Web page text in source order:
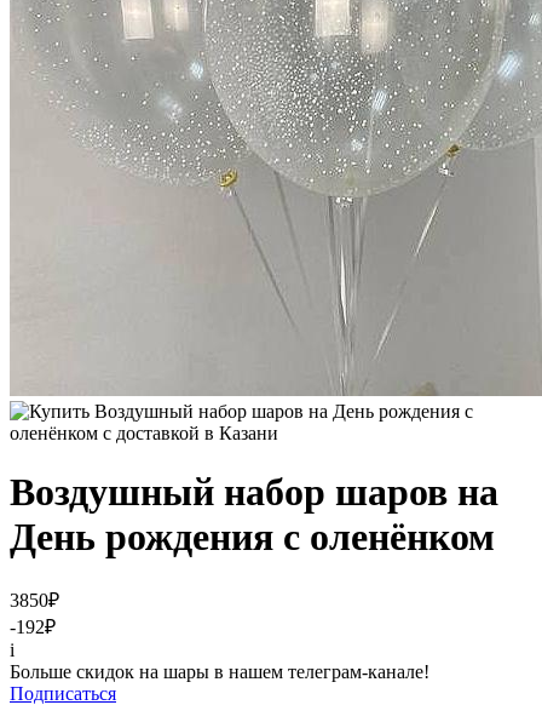
Воздушный набор шаров на
День рождения с оленёнком
3850₽
-192₽
i
Больше скидок на шары в нашем телеграм-канале!
Подписаться